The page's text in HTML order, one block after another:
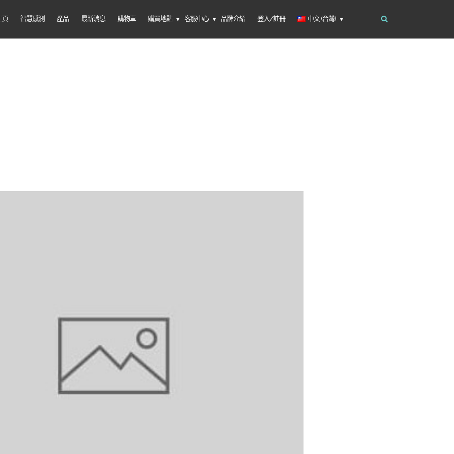
頁 智慧感測 產品 最新消息 購物車 購買地點 客服中心 品牌介紹 登入/註冊 中文 (台灣)